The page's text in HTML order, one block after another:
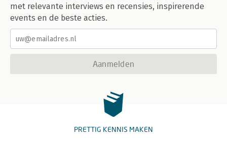
met relevante interviews en recensies, inspirerende
events en de beste acties.
Aanmelden
PRETTIG KENNIS MAKEN